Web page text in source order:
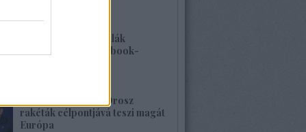
2026. április 20. 11:40
1411.BEKIÁLTÁS: Milák
vesszőfutása a Facebook-
1410. BEKIÁLTÁS: Orosz
rakéták célpontjává teszi magát
Európa